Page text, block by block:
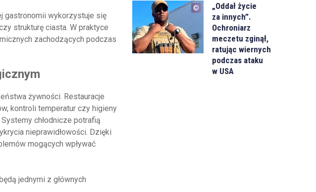
gastronomii wykorzystuje się
strukturę ciasta. W praktyce
zachodzących podczas
żywności. Restauracje
kontroli temperatur czy higieny
chłodnicze potrafią
nieprawidłowości. Dzięki
mogących wpływać
jednymi z głównych
„Oddał życie
za innych”.
Ochroniarz
meczetu zginął,
ratując wiernych
podczas ataku
w USA